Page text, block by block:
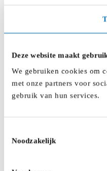
Deze website maakt
We gebruiken cookies om
met onze partners voor
gebruik van hun services.
Noodzakelijk